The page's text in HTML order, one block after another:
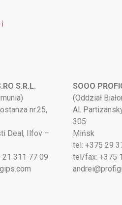
S.R.L.
nr.25,
Deal, Ilfov –
311 77 09
SOOO
(Oddział
Al.
305
Mińsk
tel: +375 29
tel/fax: +375